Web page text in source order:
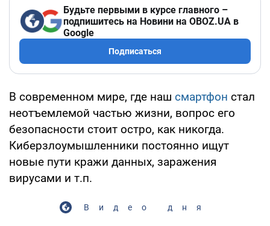
Будьте первыми в курсе главного –
подпишитесь на Новини на OBOZ.UA в
Google
Подписаться
В современном мире, где наш смартфон стал
неотъемлемой частью жизни, вопрос его
безопасности стоит остро, как никогда.
Киберзлоумышленники постоянно ищут
новые пути кражи данных, заражения
вирусами и т.п.
Видео дня